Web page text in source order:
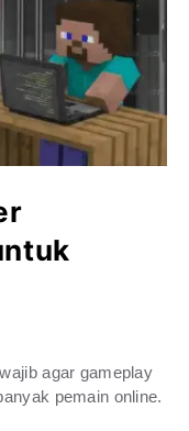
agar gameplay
pemain online.